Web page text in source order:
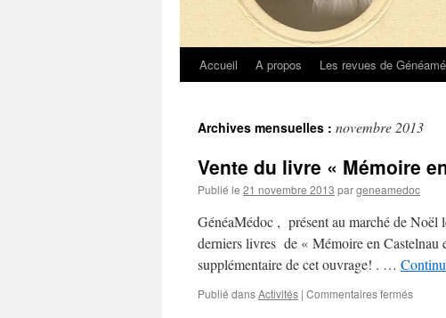
Aller
contenu
Accueil A propos Les revues de
Archives mensuelles : novembre 2013
Vente du livre « Mémoire
Publié le 21 novembre 2013 pargeneamedoc
GénéaMédoc , présent au marché de Noël
derniers livres de « Mémoire en Castelnau
supplémentaire de cet ouvrage! . …
Publié dansActivités | Commentaires ferméssur